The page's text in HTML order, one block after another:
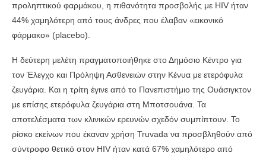
προληπτικού φαρμάκου, η πιθανότητα προσβολής με HIV ήταν
44% χαμηλότερη από τους άνδρες που έλαβαν «εικονικό
φάρμακο» (placebo).
Η δεύτερη μελέτη πραγματοποιήθηκε στο Δημόσιο Κέντρο για
τον Έλεγχο και Πρόληψη Ασθενειών στην Κένυα με ετερόφυλα
ζευγάρια. Και η τρίτη έγινε από το Πανεπιστήμιο της Ουάσιγκτον
με επίσης ετερόφυλα ζευγάρια στη Μποτσουάνα. Τα
αποτελέσματα των κλινικών ερευνών σχεδόν συμπίπτουν. Το
ρίσκο εκείνων που έκαναν χρήση Truvada να προσβληθούν από
σύντροφο θετικό στον HIV ήταν κατά 67% χαμηλότερο από